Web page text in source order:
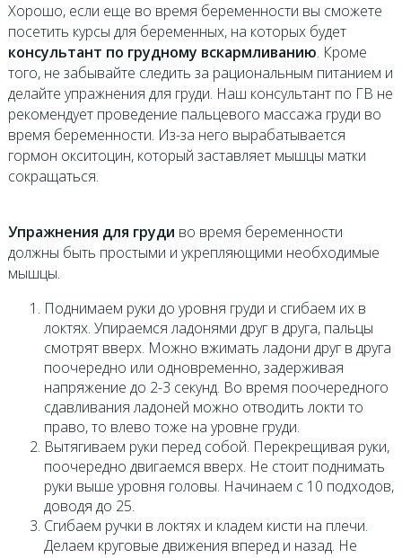
Хорошо, если еще во время беременности вы сможете
посетить курсы для беременных, на которых будет
консультант по грудному вскармливанию. Кроме
того, не забывайте следить за рациональным питанием и
делайте упражнения для груди. Наш консультант по ГВ не
рекомендует проведение пальцевого массажа груди во
время беременности. Из-за него вырабатывается
гормон окситоцин, который заставляет мышцы матки
сокращаться.
Упражнения для груди во время беременности
должны быть простыми и укрепляющими необходимые
мышцы.
Поднимаем руки до уровня груди и сгибаем их в
локтях. Упираемся ладонями друг в друга, пальцы
смотрят вверх. Можно вжимать ладони друг в друга
поочередно или одновременно, задерживая
напряжение до 2-3 секунд. Во время поочередного
сдавливания ладоней можно отводить локти то
право, то влево тоже на уровне груди.
Вытягиваем руки перед собой. Перекрещивая руки,
поочередно двигаемся вверх. Не стоит поднимать
руки выше уровня головы. Начинаем с 10 подходов,
доводя до 25.
Сгибаем ручки в локтях и кладем кисти на плечи.
Делаем круговые движения вперед и назад. Не